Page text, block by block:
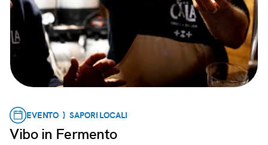
EVENTO } SAPORI LOCALI
Vibo in Fermento